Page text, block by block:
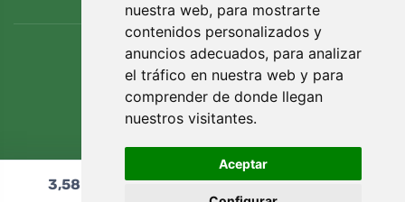
nuestra web, para mostrarte
contenidos personalizados y
anuncios adecuados, para analizar
el tráfico en nuestra web y para
comprender de donde llegan
nuestros visitantes.
Aceptar
3,58 Añadir al carrito